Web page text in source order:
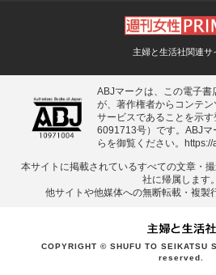
主婦と生活社関連サ
ABJマークは、この電子書
が、著作権者からコンテ
サービスであることを示
6091713号）です。ABJマ
らを御覧ください。
本サイトに掲載されているすべての⽂章・
社に帰属します。
他サイトや他媒体への無断転載・複製
COPYRIGHT © SHUFU TO SEIKATSU
reserved.